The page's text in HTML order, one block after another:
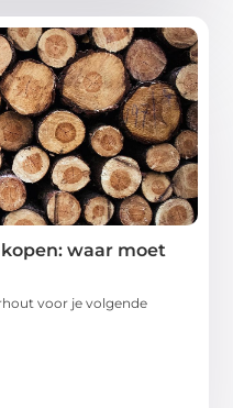
waar moet
voor je volgende